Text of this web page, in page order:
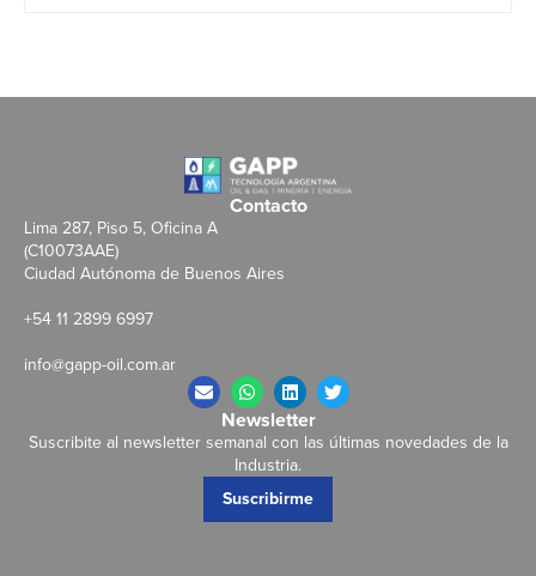
Contacto
Lima 287, Piso 5, Oficina A
(C10073AAE)
Ciudad Autónoma de Buenos Aires
+54 11 2899 6997
info@gapp-oil.com.ar
Newsletter
Suscribite al newsletter semanal con las últimas novedades de la
Industria.
Suscribirme